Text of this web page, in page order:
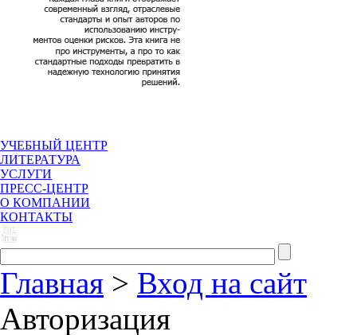
УЧЕБНЫЙ ЦЕНТР
ЛИТЕРАТУРА
УСЛУГИ
ПРЕСС-ЦЕНТР
О КОМПАНИИ
КОНТАКТЫ
Главная > Вход на сайт
Авторизация